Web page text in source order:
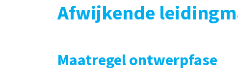
Afwijkende
Maatregel ontwerpfase